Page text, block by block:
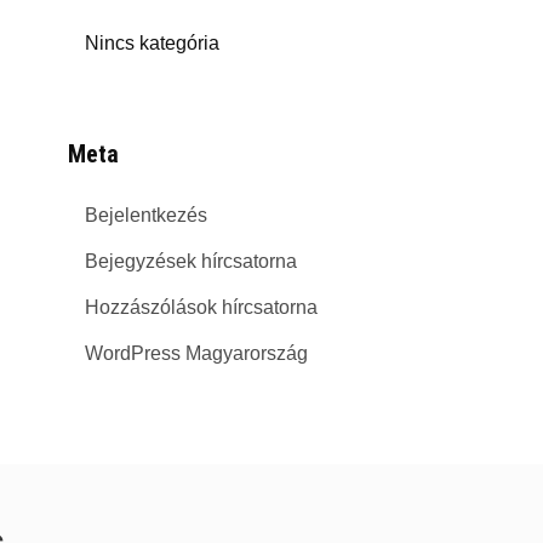
Nincs kategória
Meta
Bejelentkezés
Bejegyzések hírcsatorna
Hozzászólások hírcsatorna
WordPress Magyarország